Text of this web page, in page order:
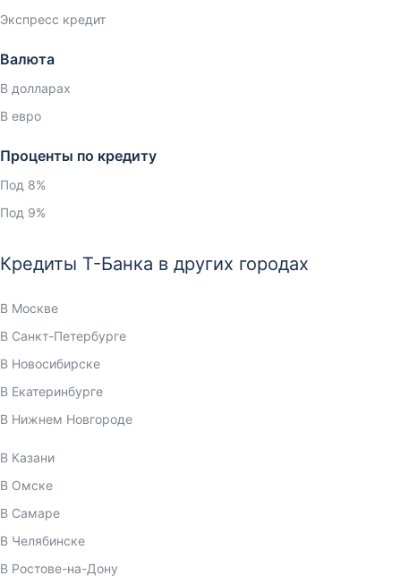
Экспресс кредит
Валюта
В долларах
В евро
Проценты по кредиту
Под 8%
Под 9%
Кредиты Т-Банка в других городах
В Москве
В Санкт-Петербурге
В Новосибирске
В Екатеринбурге
В Нижнем Новгороде
В Казани
В Омске
В Самаре
В Челябинске
В Ростове-на-Дону